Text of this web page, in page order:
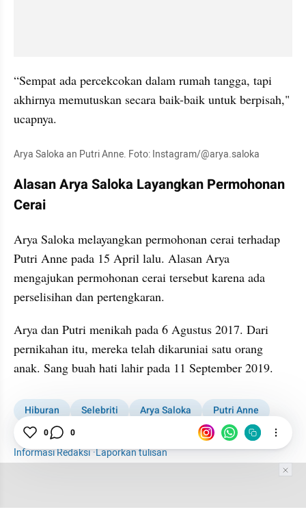
“Sempat ada percekcokan dalam rumah tangga, tapi
akhirnya memutuskan secara baik-baik untuk berpisah,"
ucapnya.
Arya Saloka an Putri Anne. Foto: Instagram/@arya.saloka
Alasan Arya Saloka Layangkan Permohonan
Cerai
Arya Saloka melayangkan permohonan cerai terhadap
Putri Anne pada 15 April lalu. Alasan Arya
mengajukan permohonan cerai tersebut karena ada
perselisihan dan pertengkaran.
Arya dan Putri menikah pada 6 Agustus 2017. Dari
pernikahan itu, mereka telah dikaruniai satu orang
anak. Sang buah hati lahir pada 11 September 2019.
Hiburan Selebriti Arya Saloka
Putri Anne
Cerai
Informasi Redaksi·Laporkan tulisan
0 0